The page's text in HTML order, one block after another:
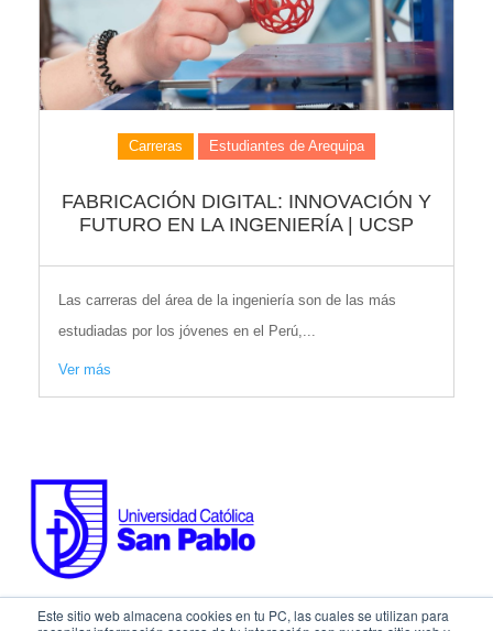
Este sitio web almacena cookies en tu PC, las cuales se utilizan para
Carreras Estudiantes de Arequipa
FABRICACIÓN DIGITAL: INNOVACIÓN Y
FUTURO EN LA INGENIERÍA | UCSP
Las carreras del área de la ingeniería son de las más
estudiadas por los jóvenes en el Perú,...
Ver más